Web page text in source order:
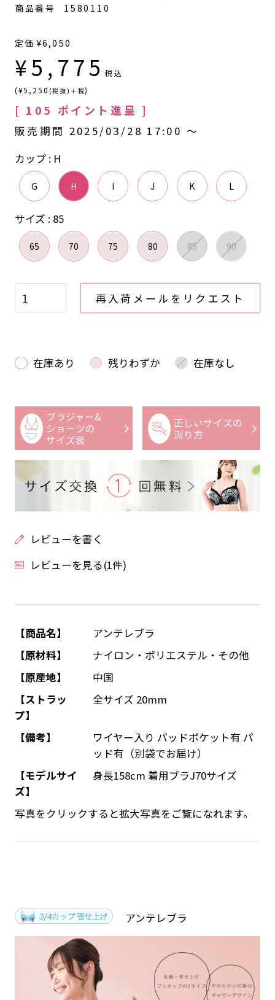
商品番号 1580110
定価 ¥6,050
¥5,775 税込
(¥5,250 (税抜)＋税)
[ 105 ポイント進呈 ]
販売期間 2025/03/28 17:00 〜
サイズ 85
65 70 75 80 85 90
カップ H
G H I J K L
再入荷メールをリクエスト
在庫あり 残りわずか 在庫なし
ブラジャー&
ショーツの
サイズ表
正しいサイズの
測り方
レビューを書く
レビューを見る(1件)
【商品名】
アンテレブラ
【原材料】
ナイロン・ポリエステル・その他
【原産地】
中国
【ストラッ
プ】
全サイズ 20mm
【備考】
ワイヤー入り パッドポケット有 パ
ッド有（別袋でお届け）
【モデルサイ
ズ】
身長158cm 着用ブラJ70サイズ
写真をクリックすると拡大写真をご覧になれます。
アンテレブラ